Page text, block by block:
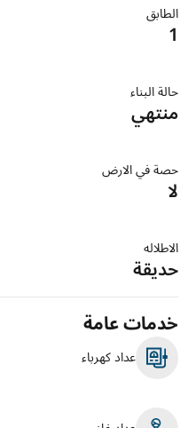
الطابق
1
حالة البناء
منتهي
حصة في الارض
لا
الاطلاله
حديقة
خدمات عامة
عداد كهرباء